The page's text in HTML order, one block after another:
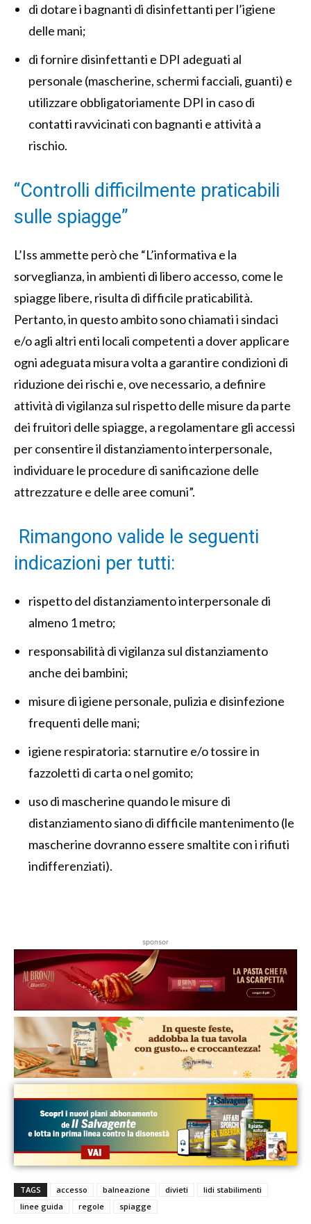
di dotare i bagnanti di disinfettanti per l’igiene
delle mani;
di fornire disinfettanti e DPI adeguati al
personale (mascherine, schermi facciali, guanti) e
utilizzare obbligatoriamente DPI in caso di
contatti ravvicinati con bagnanti e attività a
rischio.
“Controlli difficilmente praticabili
sulle spiagge”
L’Iss ammette però che “L’informativa e la
sorveglianza, in ambienti di libero accesso, come le
spiagge libere, risulta di difficile praticabilità.
Pertanto, in questo ambito sono chiamati i sindaci
e/o agli altri enti locali competenti a dover applicare
ogni adeguata misura volta a garantire condizioni di
riduzione dei rischi e, ove necessario, a definire
attività di vigilanza sul rispetto delle misure da parte
dei fruitori delle spiagge, a regolamentare gli accessi
per consentire il distanziamento interpersonale,
individuare le procedure di sanificazione delle
attrezzature e delle aree comuni”.
Rimangono valide le seguenti
indicazioni per tutti:
rispetto del distanziamento interpersonale di
almeno 1 metro;
responsabilità di vigilanza sul distanziamento
anche dei bambini;
misure di igiene personale, pulizia e disinfezione
frequenti delle mani;
igiene respiratoria: starnutire e/o tossire in
fazzoletti di carta o nel gomito;
uso di mascherine quando le misure di
distanziamento siano di difficile mantenimento (le
mascherine dovranno essere smaltite con i rifiuti
indifferenziati).
sponsor
TAGS accesso balneazione divieti
lidi stabilimenti
linee guida
regole spiagge